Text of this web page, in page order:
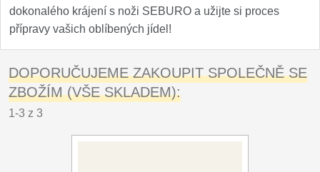
dokonalého krájení s noži SEBURO a užijte si proces
přípravy vašich oblíbených jídel!
DOPORUČUJEME ZAKOUPIT SPOLEČNĚ SE
ZBOŽÍM (VŠE SKLADEM):
1-3 z 3